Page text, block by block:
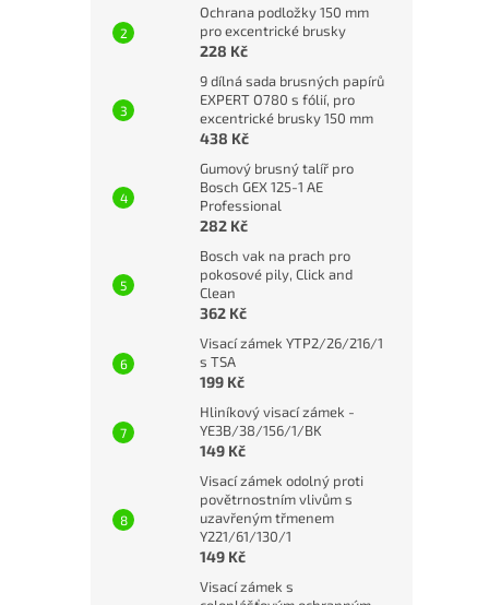
Ochrana podložky 150 mm
pro excentrické brusky
228 Kč
9 dílná sada brusných papírů
EXPERT O780 s fólií, pro
excentrické brusky 150 mm
438 Kč
Gumový brusný talíř pro
Bosch GEX 125-1 AE
Professional
282 Kč
Bosch vak na prach pro
pokosové pily, Click and
Clean
362 Kč
Visací zámek YTP2/26/216/1
s TSA
199 Kč
Hliníkový visací zámek -
YE3B/38/156/1/BK
149 Kč
Visací zámek odolný proti
povětrnostním vlivům s
uzavřeným třmenem
Y221/61/130/1
149 Kč
Visací zámek s